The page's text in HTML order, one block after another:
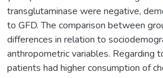
transglutaminase were negative,
to GFD. The comparison between
differences in relation to
anthropometric variables. Regarding
patients had higher consumption of